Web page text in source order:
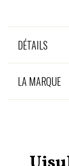
DÉTAILS
LA MARQUE